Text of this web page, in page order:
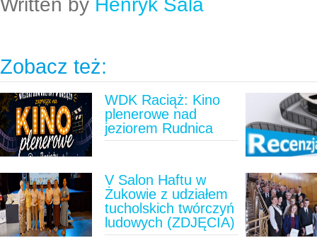
Zobacz też:
WDK Raciąż: Kino
plenerowe nad
jeziorem Rudnica
V Salon Haftu w
Żukowie z udziałem
tucholskich twórczyń
ludowych (ZDJĘCIA)